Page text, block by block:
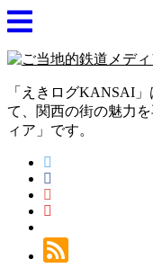
「えきログKANSAI
て、関西の街の魅力
ィア」です。